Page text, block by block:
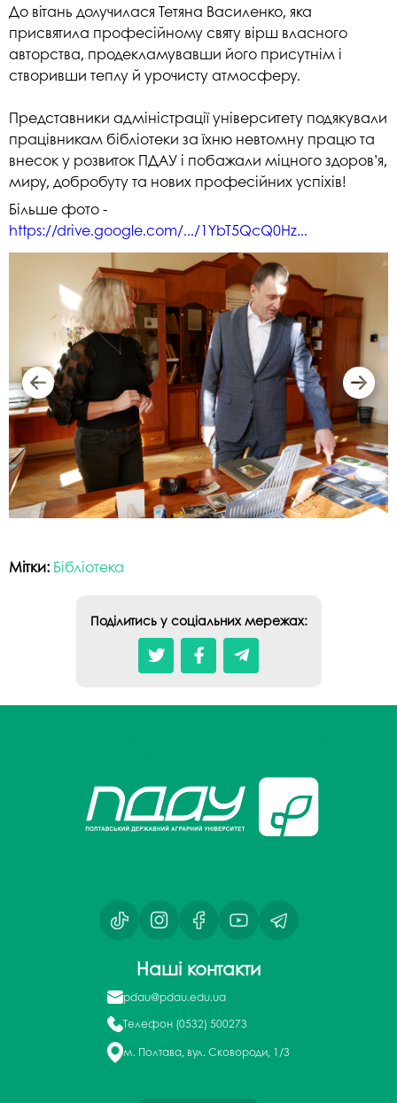
До вітань долучилася Тетяна Василенко, яка
присвятила професійному святу вірш власного
авторства, продекламувавши його присутнім і
створивши теплу й урочисту атмосферу.
Представники адміністрації університету подякували
працівникам бібліотеки за їхню невтомну працю та
внесок у розвиток ПДАУ і побажали міцного здоров’я,
миру, добробуту та нових професійних успіхів!
Більше фото -
https://drive.google.com/.../1YbT5QcQ0Hz...
Мітки: Бібліотека
Поділитись у соціальних мережах:
Наші контакти
pdau@pdau.edu.ua
Телефон (0532) 500273
м. Полтава, вул. Сковороди, 1/3